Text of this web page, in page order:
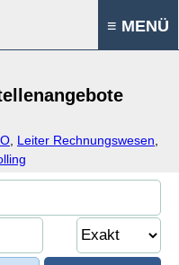
≡ MENÜ
Leiter Rechnungswesen